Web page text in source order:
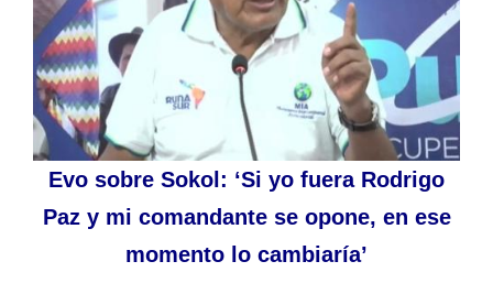
Evo sobre Sokol: ‘Si yo fuera Rodrigo
Paz y mi comandante se opone, en ese
momento lo cambiaría’